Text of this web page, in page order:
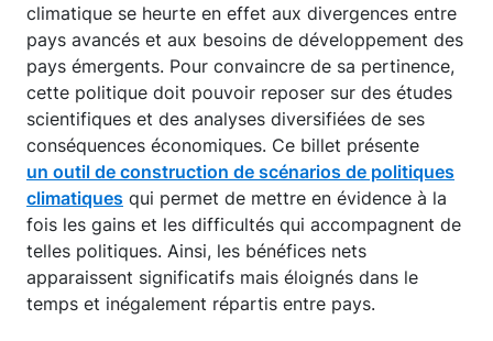
climatique se heurte en effet aux divergences entre
pays avancés et aux besoins de développement des
pays émergents. Pour convaincre de sa pertinence,
cette politique doit pouvoir reposer sur des études
scientifiques et des analyses diversifiées de ses
conséquences économiques. Ce billet présente
un outil de construction de scénarios de politiques
climatiques qui permet de mettre en évidence à la
fois les gains et les difficultés qui accompagnent de
telles politiques. Ainsi, les bénéfices nets
apparaissent significatifs mais éloignés dans le
temps et inégalement répartis entre pays.